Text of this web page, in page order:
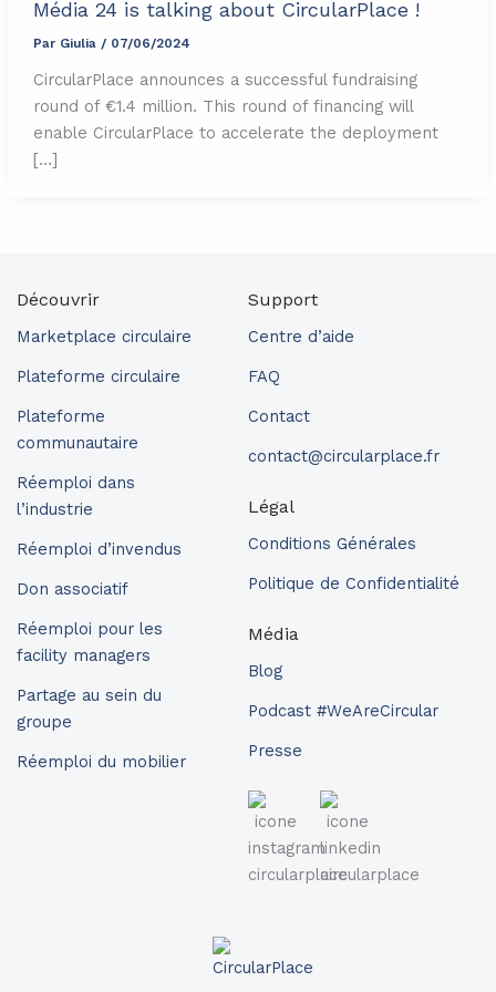
Média 24 is talking about CircularPlace !
Par Giulia / 07/06/2024
CircularPlace announces a successful fundraising
round of €1.4 million. This round of financing will
enable CircularPlace to accelerate the deployment
[…]
Découvrir
Marketplace circulaire
Plateforme circulaire
Plateforme
communautaire
Réemploi dans
l’industrie
Réemploi d’invendus
Don associatif
Réemploi pour les
facility managers
Partage au sein du
groupe
Réemploi du mobilier
Support
Centre d’aide
FAQ
Contact
contact@circularplace.fr
Légal
Conditions Générales
Politique de Confidentialité
Média
Blog
Podcast #WeAreCircular
Presse